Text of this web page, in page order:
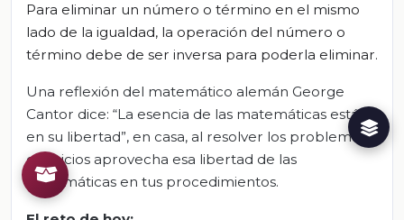
Para eliminar un número o término en el mismo
lado de la igualdad, la operación del número o
término debe de ser inversa para poderla eliminar.
Una reflexión del matemático alemán George
Cantor dice: “La esencia de las matemáticas está
en su libertad”, en casa, al resolver los problemas y
ejercicios aprovecha esa libertad de las
matemáticas en tus procedimientos.